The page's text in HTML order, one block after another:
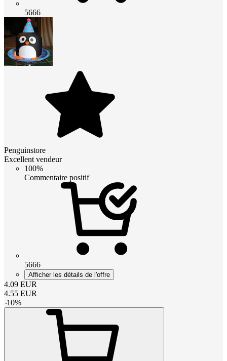
5666
Penguinstore
Excellent vendeur
100%
Commentaire positif
5666
Afficher les détails de l'offre
4.09 EUR
4.55 EUR
-10%